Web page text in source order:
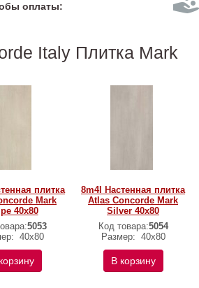
оплаты:
Italy Плитка Mark
плитка
Mark
40x80
5053
40x80
8m4l Настенная плитка
Atlas Concorde Mark
Silver 40x80
Код товара:5054
Размер: 40x80
В корзину